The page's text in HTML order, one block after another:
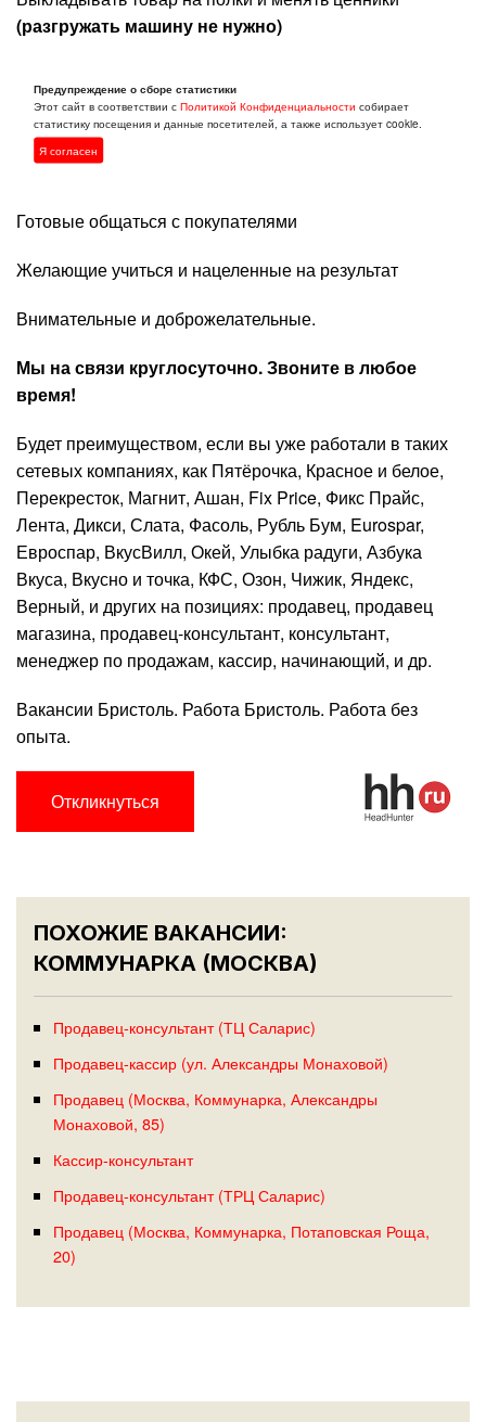
(разгружать машину не нужно)
Поддерживать порядок на рабочем месте.
Какие кандидаты нам подходят:
Готовые общаться с покупателями
Желающие учиться и нацеленные на результат
Внимательные и доброжелательные.
Мы на связи круглосуточно. Звоните в любое
время!
Будет преимуществом, если вы уже работали в таких
сетевых компаниях, как Пятёрочка, Красное и белое,
Перекресток, Магнит, Ашан, Fix Price, Фикс Прайс,
Лента, Дикси, Слата, Фасоль, Рубль Бум, Eurospar,
Евроспар, ВкусВилл, Окей, Улыбка радуги, Азбука
Вкуса, Вкусно и точка, КФС, Озон, Чижик, Яндекс,
Верный, и других на позициях: продавец, продавец
магазина, продавец-консультант, консультант,
менеджер по продажам, кассир, начинающий, и др.
Вакансии Бристоль. Работа Бристоль. Работа без
опыта.
Откликнуться
ПОХОЖИЕ ВАКАНСИИ:
КОММУНАРКА (МОСКВА)
Продавец-консультант (ТЦ Саларис)
Продавец-кассир (ул. Александры Монаховой)
Продавец (Москва, Коммунарка, Александры
Монаховой, 85)
Кассир-консультант
Продавец-консультант (ТРЦ Саларис)
Продавец (Москва, Коммунарка, Потаповская Роща,
20)
Предупреждение о сборе статистики
Этот сайт в соответствии сПолитикой Конфиденциальности собирает
статистику посещения и данные посетителей, а также использует cookie.
Я согласен